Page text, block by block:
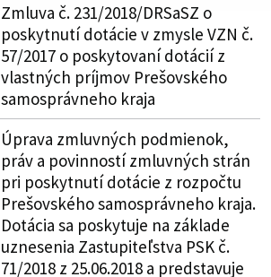
Zmluva č. 231/2018/DRSaSZ o
poskytnutí dotácie v zmysle VZN č.
57/2017 o poskytovaní dotácií z
vlastných príjmov Prešovského
samosprávneho kraja
Úprava zmluvných podmienok,
práv a povinností zmluvných strán
pri poskytnutí dotácie z rozpočtu
Prešovského samosprávneho kraja.
Dotácia sa poskytuje na základe
uznesenia Zastupiteľstva PSK č.
71/2018 z 25.06.2018 a predstavuje